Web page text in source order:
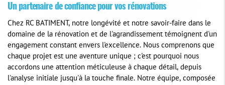
Un partenaire de confiance pour vos rénovations
Chez RC BATIMENT, notre longévité et notre savoir-faire dans le
domaine de la rénovation et de l'agrandissement témoignent d'un
engagement constant envers l'excellence. Nous comprenons que
chaque projet est une aventure unique ; c'est pourquoi nous
accordons une attention méticuleuse à chaque détail, depuis
l'analyse initiale jusqu'à la touche finale. Notre équipe, composée